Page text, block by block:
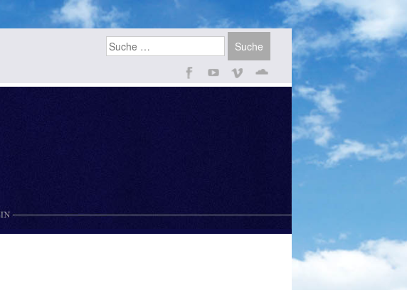
Suchen